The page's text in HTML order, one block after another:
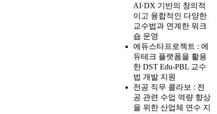
AI·DX 기반의 창의적
이고 융합적인 다양한
교수법과 연계한 워크
숍 운영
에듀스타프로젝트 : 에
듀테크 플랫폼을 활용
한 DST Edu-PBL 교수
법 개발 지원
전공 직무 콜라보 : 전
공 관련 수업 역량 향상
을 위한 산업체 연수 지